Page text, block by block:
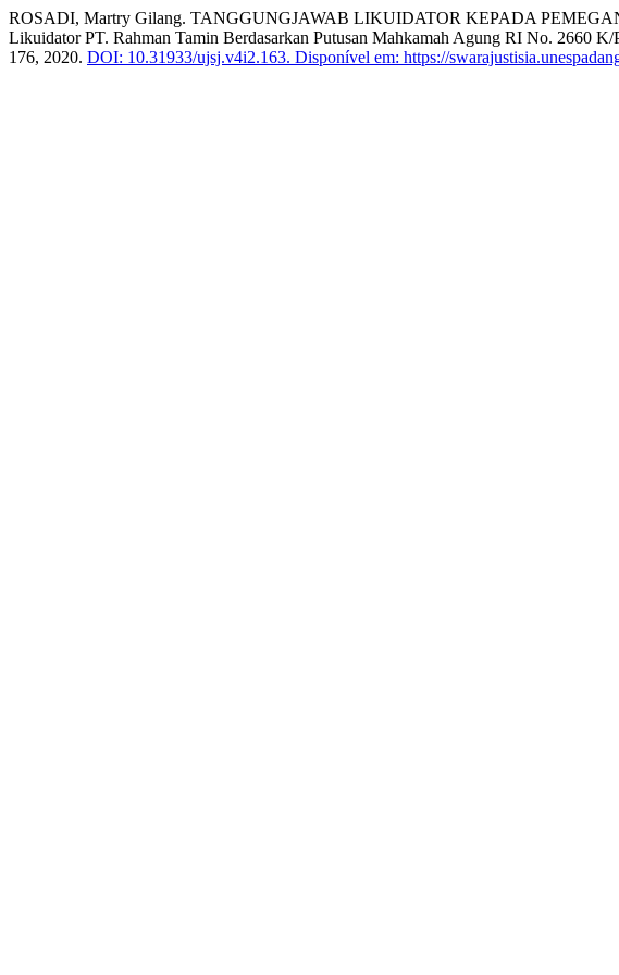
ROSADI, Martry Gilang. TANGGUNGJAWAB LIKUIDATOR KEPADA
Likuidator PT. Rahman Tamin Berdasarkan Putusan Mahkamah Agung RI No. 2660
176, 2020. DOI: 10.31933/ujsj.v4i2.163. Disponível em: https://